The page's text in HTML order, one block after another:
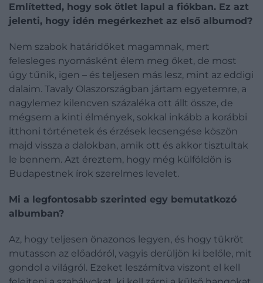
Említetted, hogy sok ötlet lapul a fiókban. Ez azt
jelenti, hogy idén megérkezhet az első albumod?
Nem szabok határidőket magamnak, mert
felesleges nyomásként élem meg őket, de most
úgy tűnik, igen – és teljesen más lesz, mint az eddigi
dalaim. Tavaly Olaszországban jártam egyetemre, a
nagylemez kilencven százaléka ott állt össze, de
mégsem a kinti élmények, sokkal inkább a korábbi
itthoni történetek és érzések lecsengése köszön
majd vissza a dalokban, amik ott és akkor tisztultak
le bennem. Azt éreztem, hogy még külföldön is
Budapestnek írok szerelmes levelet.
Mi a legfontosabb szerinted egy bemutatkozó
albumban?
Az, hogy teljesen önazonos legyen, és hogy tükröt
mutasson az előadóról, vagyis derüljön ki belőle, mit
gondol a világról. Ezeket leszámítva viszont el kell